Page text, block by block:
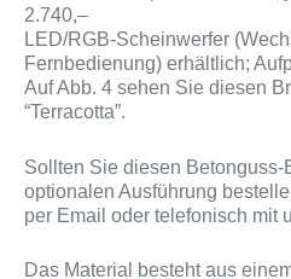
2.740,–
LED/RGB-Scheinwerfer
Fernbedienung) erhältlich;
Auf Abb. 4 sehen Sie diesen
“Terracotta”.
Sollten Sie diesen Betonguss-
optionalen Ausführung
per Email oder telefonisch mit
Das Material besteht aus